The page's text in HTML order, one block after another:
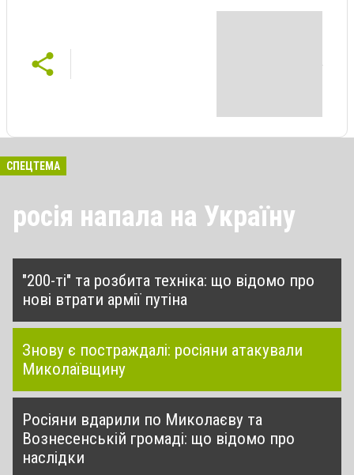
СПЕЦТЕМА
росія напала на Україну
"200-ті" та розбита техніка: що відомо про
нові втрати армії путіна
Знову є постраждалі: росіяни атакували
Миколаївщину
Росіяни вдарили по Миколаєву та
Вознесенській громаді: що відомо про
наслідки